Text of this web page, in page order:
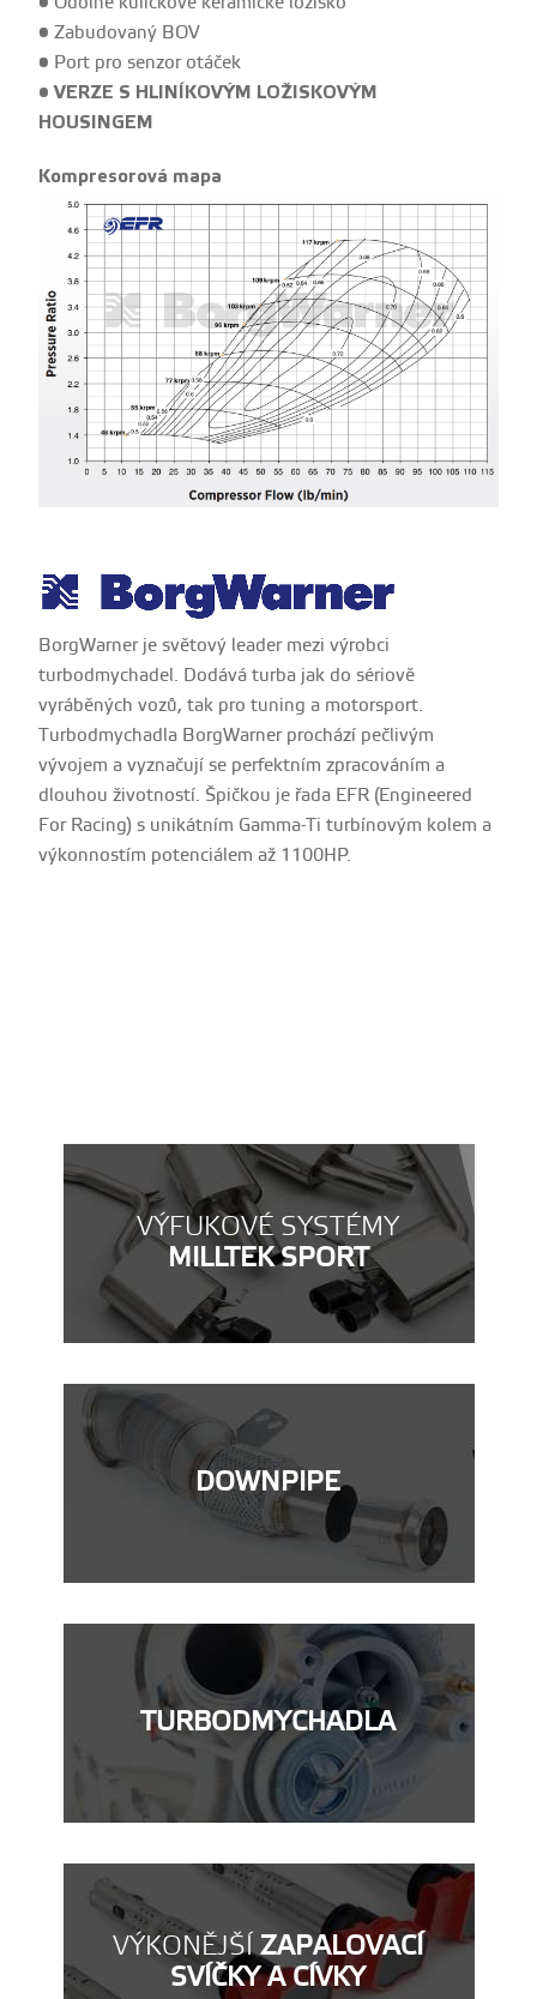
• Zabudovaný BOV
• Port pro senzor otáček
• VERZE S HLINÍKOVÝM LOŽISKOVÝM
HOUSINGEM
Kompresorová mapa
BorgWarner je světový leader mezi výrobci
turbodmychadel. Dodává turba jak do sériově
vyráběných vozů, tak pro tuning a motorsport.
Turbodmychadla BorgWarner prochází pečlivým
vývojem a vyznačují se perfektním zpracováním a
dlouhou životností. Špičkou je řada EFR (Engineered
For Racing) s unikátním Gamma-Ti turbínovým kolem a
výkonnostím potenciálem až 1100HP.
VÝFUKOVÉ SYSTÉMY
MILLTEK SPORT
DOWNPIPE
TURBODMYCHADLA
VÝKONĚJŠÍZAPALOVACÍ
SVÍČKY A CÍVKY